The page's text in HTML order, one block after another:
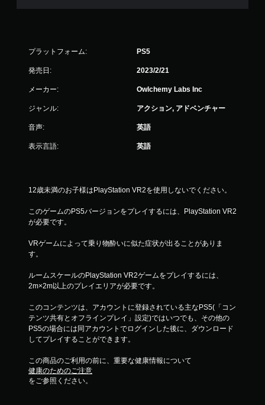
プラットフォーム: PS5
発売日: 2023/2/21
メーカー: Owlchemy Labs Inc
ジャンル: アクション, アドベンチャー
音声: 英語
表示言語: 英語
12歳未満のお子様はPlayStation VR2を使用しないでください。
このゲームのPS5バージョンをプレイするには、PlayStation VR2
が必要です。
VRゲームによって乗り物酔いに似た症状が出ることがありま
す。
ルームスケールのPlayStation VR2ゲームをプレイするには、
2m×2m以上のプレイエリアが必要です。
このコンテンツは、アカウントに登録されている主なPS5(「コン
テンツ共有とオフラインプレイ」設定)ではいつでも、その他の
PS5の場合には同アカウントでログインした後に、ダウンロード
してプレイすることができます。
この商品のご利用の前に、重要な健康情報について
健康のためのご注意
をご参照ください。